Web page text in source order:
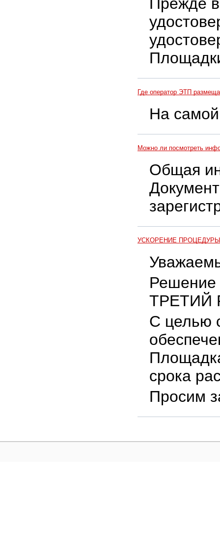
Где оператор ЭТП
На
Можно ли посмотреть
Общая
УСКОРЕНИЕ
Решение
ТРЕТИЙ
С целью
срока
Просим